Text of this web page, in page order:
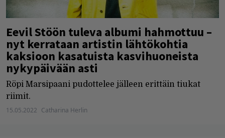
Eevil Stöön tuleva albumi hahmottuu –
nyt kerrataan artistin lähtökohtia
kaksioon kasatuista kasvihuoneista
nykypäivään asti
Röpi Marsipaani pudottelee jälleen erittäin tiukat
riimit.
15.05.2022 Catharina Herlin